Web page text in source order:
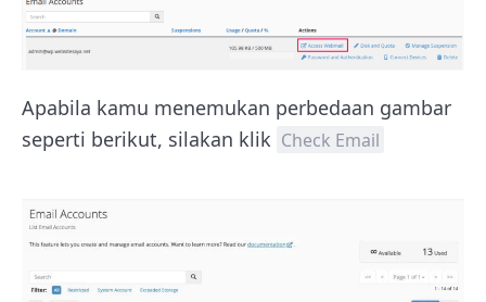
Apabila kamu menemukan perbedaan gambar
seperti berikut, silakan klik Check Email